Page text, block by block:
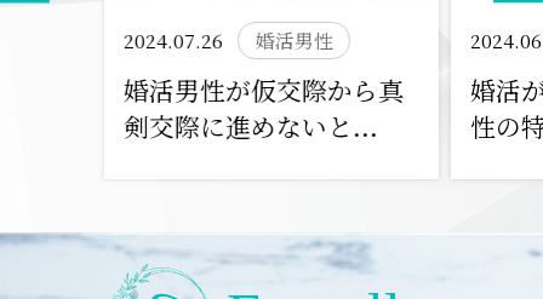
2024.07.26 婚活男性
婚活男性が仮交際から真
剣交際に進めないと...
婚活
性の